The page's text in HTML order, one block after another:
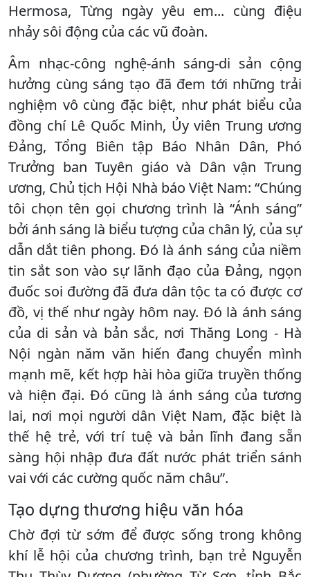
Hermosa, Từng ngày yêu em... cùng điệu
nhảy sôi động của các vũ đoàn.
Âm nhạc-công nghệ-ánh sáng-di sản cộng
hưởng cùng sáng tạo đã đem tới những trải
nghiệm vô cùng đặc biệt, như phát biểu của
đồng chí Lê Quốc Minh, Ủy viên Trung ương
Đảng, Tổng Biên tập Báo Nhân Dân, Phó
Trưởng ban Tuyên giáo và Dân vận Trung
ương, Chủ tịch Hội Nhà báo Việt Nam: “Chúng
tôi chọn tên gọi chương trình là “Ánh sáng”
bởi ánh sáng là biểu tượng của chân lý, của sự
dẫn dắt tiên phong. Đó là ánh sáng của niềm
tin sắt son vào sự lãnh đạo của Đảng, ngọn
đuốc soi đường đã đưa dân tộc ta có được cơ
đồ, vị thế như ngày hôm nay. Đó là ánh sáng
của di sản và bản sắc, nơi Thăng Long - Hà
Nội ngàn năm văn hiến đang chuyển mình
mạnh mẽ, kết hợp hài hòa giữa truyền thống
và hiện đại. Đó cũng là ánh sáng của tương
lai, nơi mọi người dân Việt Nam, đặc biệt là
thế hệ trẻ, với trí tuệ và bản lĩnh đang sẵn
sàng hội nhập đưa đất nước phát triển sánh
vai với các cường quốc năm châu”.
Tạo dựng thương hiệu văn hóa
Chờ đợi từ sớm để được sống trong không
khí lễ hội của chương trình, bạn trẻ Nguyễn